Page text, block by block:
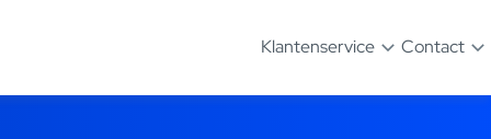
Klantenservice Contact